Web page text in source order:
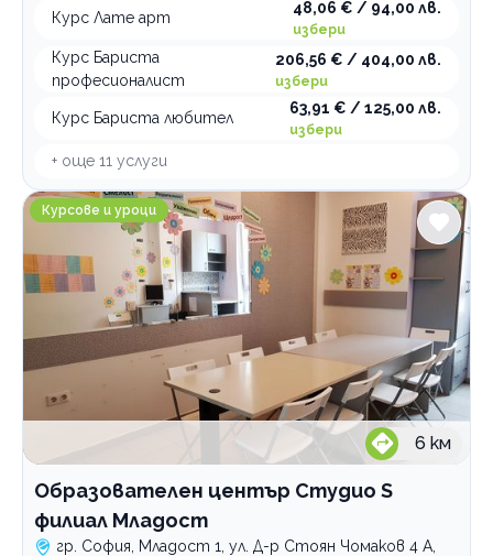
Курс Лате арт
48,06 € / 94,00 лв.
избери
Курс Бариста
професионалист
206,56 € / 404,00 лв.
избери
Курс Бариста любител
63,91 € / 125,00 лв.
избери
+ още 11 услуги
Образователен център Студио S филиал Младост
Курсове и уроци
6 км
Образователен център Студио S
филиал Младост
гр. София, Младост 1, ул. Д-р Стоян Чомаков 4 А,
Занимални
Образователни центрове
По домовете